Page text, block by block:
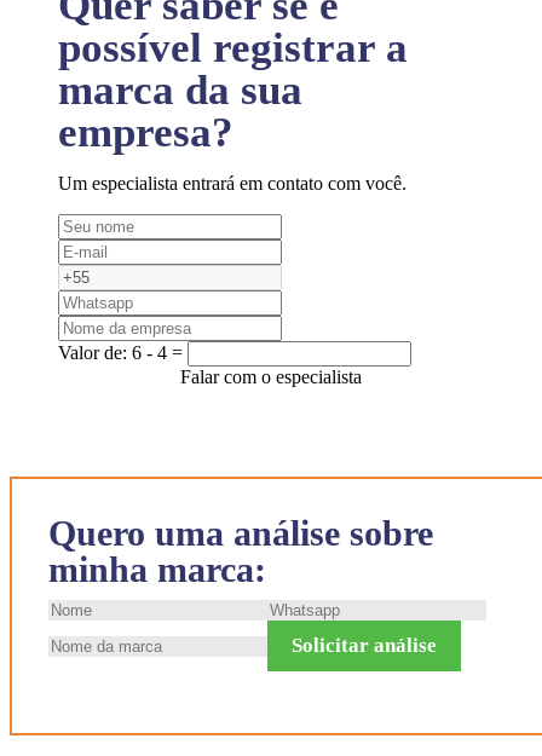
Quero uma análise sobre
minha marca:
Solicitar análise
possível registrar a
marca da sua
empresa?
Um especialista entrará em contato com você.
Valor de: 6 - 4 =
Falar com o especialista